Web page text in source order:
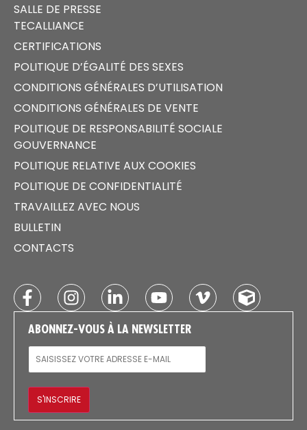
SALLE DE PRESSE
TECALLIANCE
CERTIFICATIONS
POLITIQUE D’ÉGALITÉ DES SEXES
CONDITIONS GÉNÉRALES D’UTILISATION
CONDITIONS GÉNÉRALES DE VENTE
POLITIQUE DE RESPONSABILITÉ SOCIALE
GOUVERNANCE
POLITIQUE RELATIVE AUX COOKIES
POLITIQUE DE CONFIDENTIALITÉ
TRAVAILLEZ AVEC NOUS
BULLETIN
CONTACTS
ABONNEZ-VOUS À LA NEWSLETTER
E-MAIL
S'INSCRIRE